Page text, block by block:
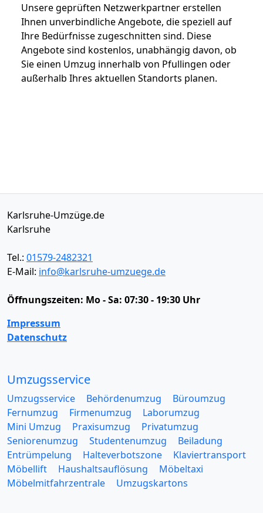
Unsere geprüften Netzwerkpartner erstellen
Ihnen unverbindliche Angebote, die speziell auf
Ihre Bedürfnisse zugeschnitten sind. Diese
Angebote sind kostenlos, unabhängig davon, ob
Sie einen Umzug innerhalb von Pfullingen oder
außerhalb Ihres aktuellen Standorts planen.
Karlsruhe-Umzüge.de
Karlsruhe
Tel.: 01579-2482321
E-Mail: info@karlsruhe-umzuege.de
Öffnungszeiten: Mo - Sa: 07:30 - 19:30 Uhr
Impressum
Datenschutz
Umzugsservice
Umzugsservice Behördenumzug
Büroumzug
Fernumzug
Firmenumzug
Laborumzug
Mini Umzug
Praxisumzug
Privatumzug
Seniorenumzug
Studentenumzug
Beiladung
Entrümpelung
Halteverbotszone
Klaviertransport
Möbellift
Haushaltsauflösung
Möbeltaxi
Möbelmitfahrzentrale
Umzugskartons